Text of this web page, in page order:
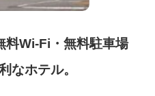
料Wi-Fi・無料駐車場
なホテル。